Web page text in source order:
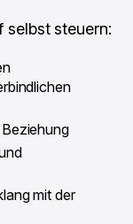
selbst steuern:
mit der